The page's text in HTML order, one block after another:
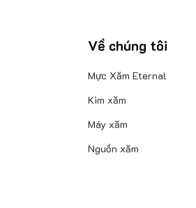
Về chúng tôi
Mực Xăm Eternal
Kim xăm
Máy xăm
Nguồn xăm